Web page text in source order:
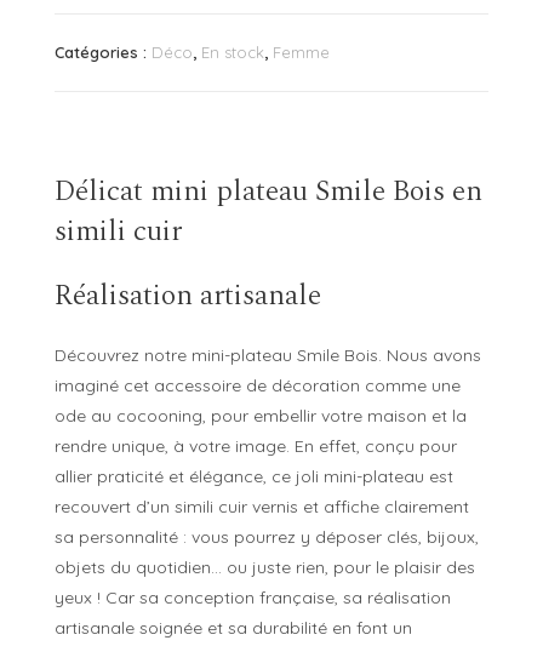
Smile
Catégories : Déco En stock Femme
Délicat mini plateau Smile Bois en
simili cuir
Réalisation artisanale
Découvrez notre mini-plateau Smile Bois. Nous avons
imaginé cet accessoire de décoration comme une
ode au cocooning, pour embellir votre maison et la
rendre unique, à votre image. En effet, conçu pour
allier praticité et élégance, ce joli mini-plateau est
recouvert d’un simili cuir vernis et affiche clairement
sa personnalité : vous pourrez y déposer clés, bijoux,
objets du quotidien… ou juste rien, pour le plaisir des
yeux ! Car sa conception française, sa réalisation
artisanale soignée et sa durabilité en font un